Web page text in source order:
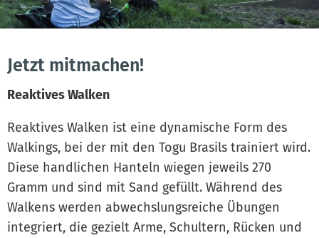
Jetzt mitmachen!
Reaktives Walken
Reaktives Walken ist eine dynamische Form des
Walkings, bei der mit den Togu Brasils trainiert wird.
Diese handlichen Hanteln wiegen jeweils 270
Gramm und sind mit Sand gefüllt. Während des
Walkens werden abwechslungsreiche Übungen
integriert, die gezielt Arme, Schultern, Rücken und